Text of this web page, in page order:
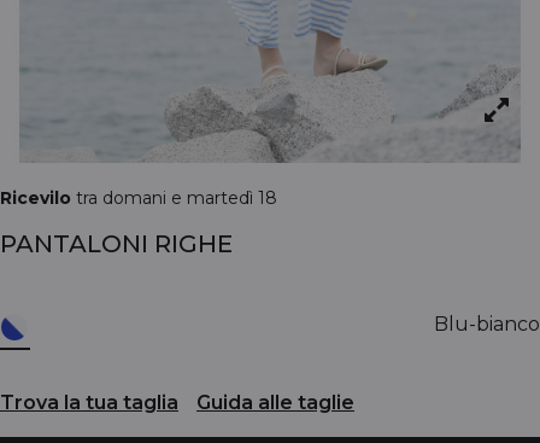
Ricevilo tra domani e martedì 18
PANTALONI RIGHE
Blu-bianco
Trova la tua taglia Guida alle taglie